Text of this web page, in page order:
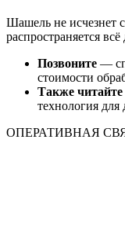
Шашель не исчезнет
распространяется
Позвоните —
стоимости
Также читайте
технология для
ОПЕРАТИВНАЯ